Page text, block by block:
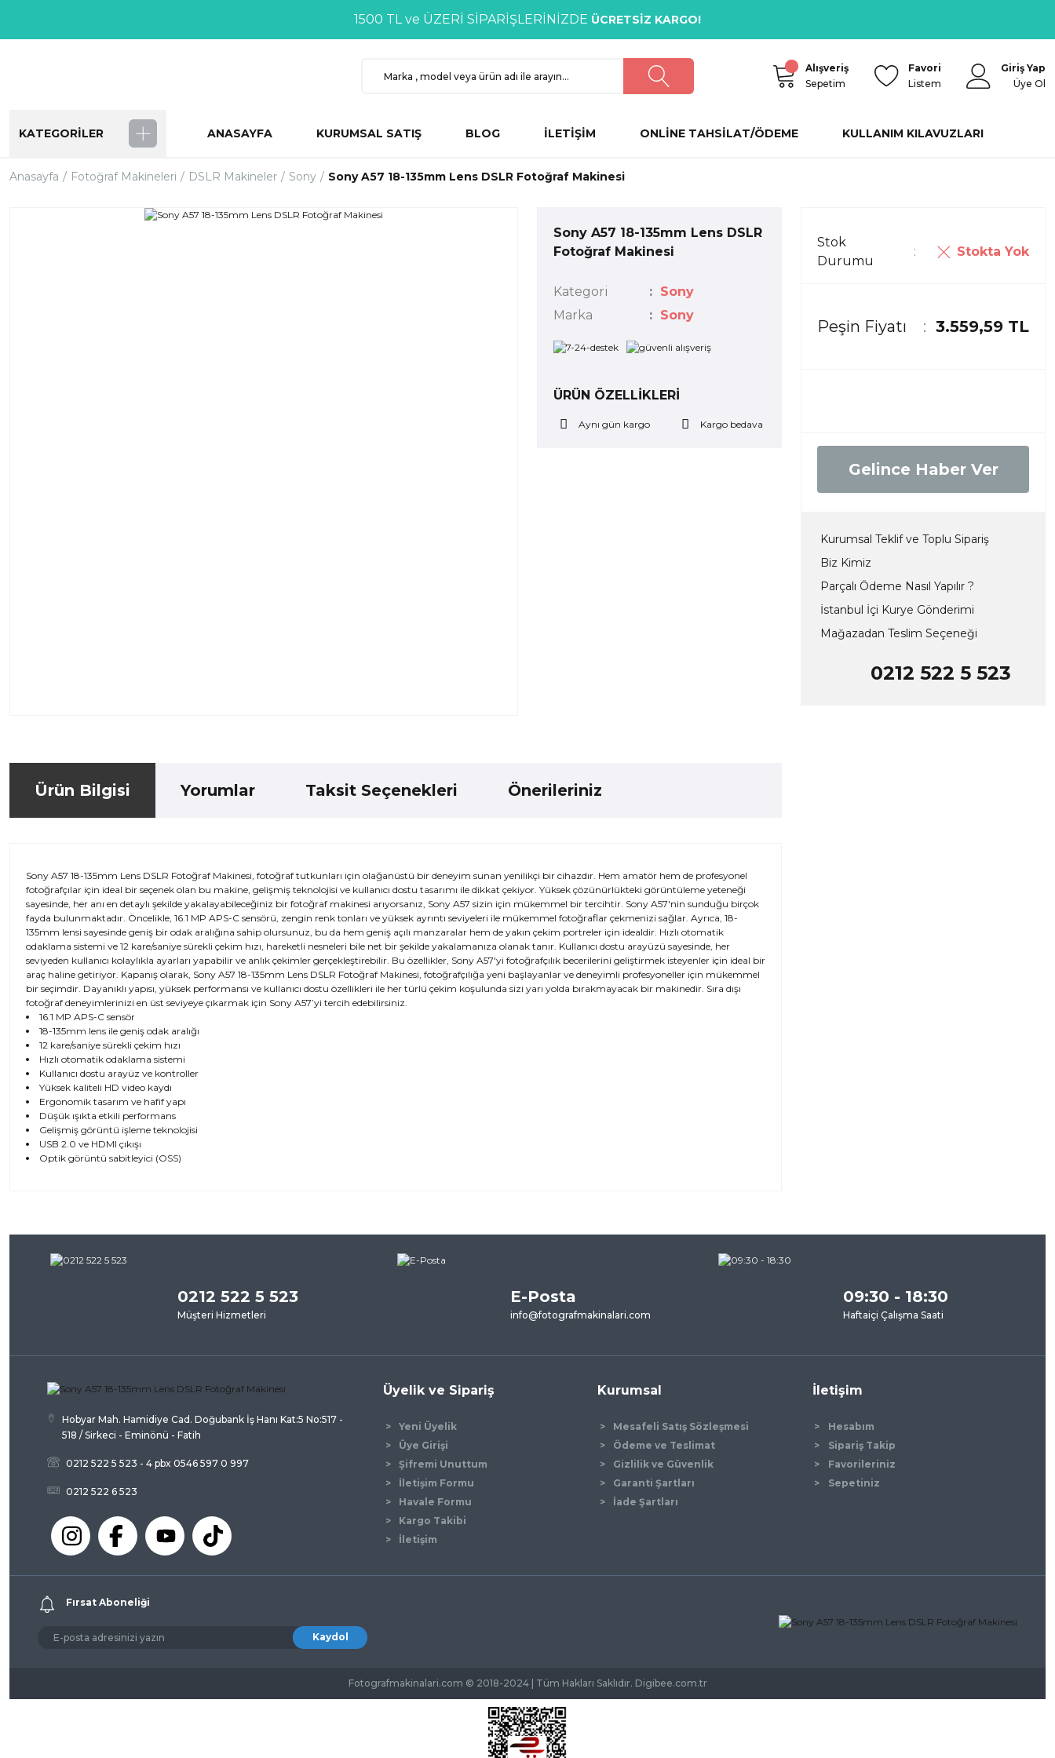
1500 TL ve ÜZERİ SİPARİŞLERİNİZDE ÜCRETSİZ KARGO!
Alışveriş
Sepetim
Favori
Listem
Giriş Yap
Üye Ol
KATEGORİLER ANASAYFA KURUMSAL SATIŞ BLOG İLETİŞİM ONLİNE TAHSİLAT/ÖDEME KULLANIM KILAVUZLARI
Anasayfa Fotoğraf Makineleri DSLR Makineler Sony Sony A57 18-135mm Lens DSLR Fotoğraf Makinesi
Sony A57 18-135mm Lens DSLR
Fotoğraf Makinesi
Kategori
Sony
Marka
Sony
ÜRÜN ÖZELLİKLERİ
Aynı gün kargo Kargo bedava
Stok
Durumu
Stokta Yok
Peşin Fiyatı 3.559,59 TL
Gelince Haber Ver
Kurumsal Teklif ve Toplu Sipariş
Biz Kimiz
Parçalı Ödeme Nasıl Yapılır ?
İstanbul İçi Kurye Gönderimi
Mağazadan Teslim Seçeneği
0212 522 5 523
Ürün Bilgisi Yorumlar Taksit Seçenekleri Önerileriniz
Sony A57 18-135mm Lens DSLR Fotoğraf Makinesi, fotoğraf tutkunları için olağanüstü bir deneyim sunan yenilikçi bir cihazdır. Hem amatör hem de profesyonel
fotoğrafçılar için ideal bir seçenek olan bu makine, gelişmiş teknolojisi ve kullanıcı dostu tasarımı ile dikkat çekiyor. Yüksek çözünürlükteki görüntüleme yeteneği
sayesinde, her anı en detaylı şekilde yakalayabileceğiniz bir fotoğraf makinesi arıyorsanız, Sony A57 sizin için mükemmel bir tercihtir. Sony A57'nin sunduğu birçok
fayda bulunmaktadır. Öncelikle, 16.1 MP APS-C sensörü, zengin renk tonları ve yüksek ayrıntı seviyeleri ile mükemmel fotoğraflar çekmenizi sağlar. Ayrıca, 18-
135mm lensi sayesinde geniş bir odak aralığına sahip olursunuz, bu da hem geniş açılı manzaralar hem de yakın çekim portreler için idealdir. Hızlı otomatik
odaklama sistemi ve 12 kare/saniye sürekli çekim hızı, hareketli nesneleri bile net bir şekilde yakalamanıza olanak tanır. Kullanıcı dostu arayüzü sayesinde, her
seviyeden kullanıcı kolaylıkla ayarları yapabilir ve anlık çekimler gerçekleştirebilir. Bu özellikler, Sony A57'yi fotoğrafçılık becerilerini geliştirmek isteyenler için ideal bir
araç haline getiriyor. Kapanış olarak, Sony A57 18-135mm Lens DSLR Fotoğraf Makinesi, fotoğrafçılığa yeni başlayanlar ve deneyimli profesyoneller için mükemmel
bir seçimdir. Dayanıklı yapısı, yüksek performansı ve kullanıcı dostu özellikleri ile her türlü çekim koşulunda sizi yarı yolda bırakmayacak bir makinedir. Sıra dışı
fotoğraf deneyimlerinizi en üst seviyeye çıkarmak için Sony A57’yi tercih edebilirsiniz.
16.1 MP APS-C sensör
18-135mm lens ile geniş odak aralığı
12 kare/saniye sürekli çekim hızı
Hızlı otomatik odaklama sistemi
Kullanıcı dostu arayüz ve kontroller
Yüksek kaliteli HD video kaydı
Ergonomik tasarım ve hafif yapı
Düşük ışıkta etkili performans
Gelişmiş görüntü işleme teknolojisi
USB 2.0 ve HDMI çıkışı
Optik görüntü sabitleyici (OSS)
Görüş ve önerileriniz için teşekkür ederiz.
Ürün resmi kalitesiz, bozuk veya görüntülenemiyor.
Ürün açıklamasında eksik bilgiler bulunuyor.
Ürün fiyatı diğer sitelerden daha pahalı.
Bu ürüne benzer farklı alternatifler olmalı.
Gönder
0212 522 5 523
Müşteri Hizmetleri
E-Posta
info@fotografmakinalari.com
09:30 - 18:30
Haftaiçi Çalışma Saati
Hobyar Mah. Hamidiye Cad. Doğubank İş Hanı Kat:5 No:517 -
518 / Sirkeci - Eminönü - Fatih
0212 522 5 523 - 4 pbx 0546 597 0 997
0212 522 6 523
Üyelik ve Sipariş
Yeni Üyelik
Üye Girişi
Şifremi Unuttum
İletişim Formu
Havale Formu
Kargo Takibi
İletişim
Kurumsal
Mesafeli Satış Sözleşmesi
Ödeme ve Teslimat
Gizlilik ve Güvenlik
Garanti Şartları
İade Şartları
İletişim
Hesabım
Sipariş Takip
Favorileriniz
Sepetiniz
Fırsat Aboneliği
Kaydol
Fotografmakinalari.com © 2018-2024 | Tüm Hakları Saklıdır. Digibee.com.tr